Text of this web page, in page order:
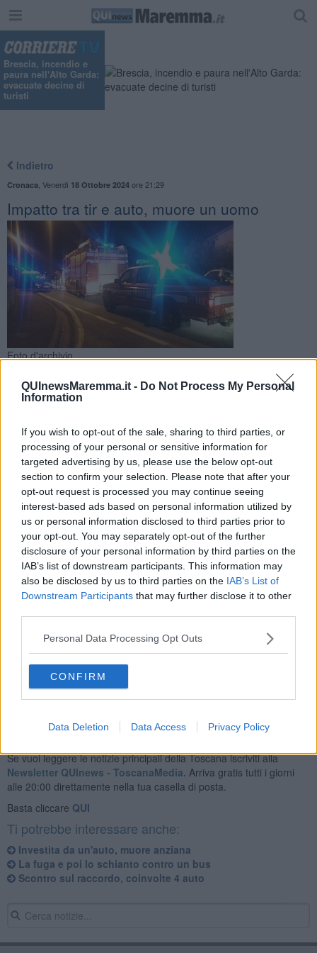
QUInewsMaremma.it - Do Not Process My Personal
Information
If you wish to opt-out of the sale, sharing to third parties, or
processing of your personal or sensitive information for
targeted advertising by us, please use the below opt-out
section to confirm your selection. Please note that after your
opt-out request is processed you may continue seeing
interest-based ads based on personal information utilized by
us or personal information disclosed to third parties prior to
your opt-out. You may separately opt-out of the further
disclosure of your personal information by third parties on the
IAB’s list of downstream participants. This information may
also be disclosed by us to third parties on the IAB’s List of
Downstream Participants that may further disclose it to other
Personal Data Processing Opt Outs
CONFIRM
Data Deletion Data Access Privacy Policy
Brescia, incendio e
paura nell'Alto Garda:
evacuate decine di
turisti
Indietro
Cronaca Venerdì 18 Ottobre 2024ore 21:29
Impatto tra tir e auto, muore un uomo
Foto d'archivio
intervenuti vigili del fuoco, forze dell’ordine e 118. La
dinamica è in corso di ricostruzione
GAVORRANO —Un uomo di 60 anni ha perso la vita in un
incidente stradale avvenuto sull'Aurelia a Gavorrano, in direzione
Grosseto, intorno alle 19,45 di oggi.
Secondo una prima ricostruzione un tir avrebbe urtato un'auto che
era ferma, forse per un guasto. Il 60enne, che era sceso dal
veicolo, sarebbe stato sbalzato nell'impatto.
Sul posto sono confluiti vigili del fuoco, forze dell’ordine e 118 con
l'automedica di Grosseto e un'ambulanza della Misericordia di
Follonica. Per l'uomo, però, non c'è stato nulla da fare.
Se vuoi leggere le notizie principali della Toscana iscriviti alla
Newsletter QUInews - ToscanaMedia. Arriva gratis tutti i giorni
alle 20:00 direttamente nella tua casella di posta.
Basta cliccare QUI
Ti potrebbe interessare anche:
Investita da un'auto, muore anziana
La fuga e poi lo schianto contro un bus
Scontro sul raccordo, coinvolte 4 auto